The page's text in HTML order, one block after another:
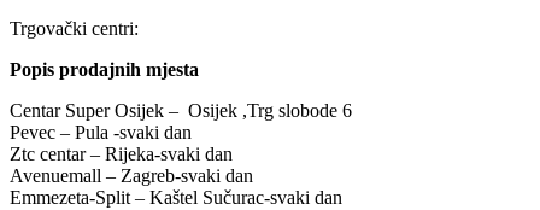
Trgovački centri:
Popis prodajnih mjesta
Centar Super Osijek – Osijek ,Trg slobode 6
Pevec – Pula -svaki dan
Ztc centar – Rijeka-svaki dan
Avenuemall – Zagreb-svaki dan
Emmezeta-Split – Kaštel Sučurac-svaki dan